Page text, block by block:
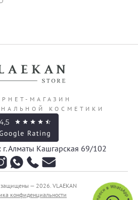
МАГАЗИН
КОСМЕТИКИ
г. Алматы Кашгарская 69/102
защищены — 2026. VLAEKAN
конфиденциальности